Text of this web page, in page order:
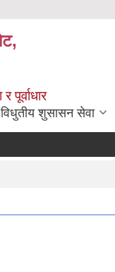
पूर्वाधार
विधुतीय शुसासन सेवा